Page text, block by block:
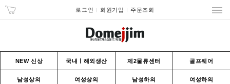
로그인 회원가입 주문조회
NEW 신상 국내ㅣ해외생산 제2물류센터 골프웨어
남성상의 여성상의 남성하의 여성하의